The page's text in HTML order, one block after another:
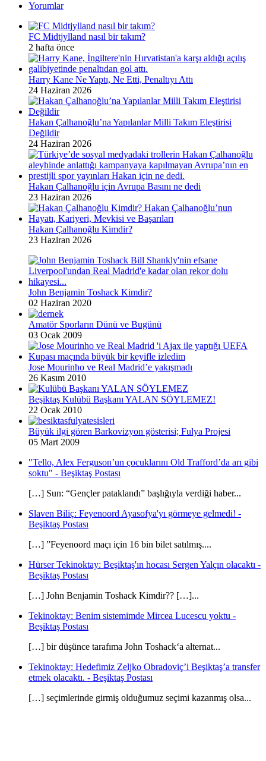
Yorumlar
FC Midtjylland nasıl bir takım?
2 hafta önce
Harry Kane Ne Yaptı, Ne Etti, Penaltıyı Attı
24 Haziran 2026
Hakan Çalhanoğlu’na Yapılanlar Milli Takım Eleştirisi
Değildir
24 Haziran 2026
Hakan Çalhanoğlu için Avrupa Basını ne dedi
23 Haziran 2026
Hakan Çalhanoğlu Kimdir?
23 Haziran 2026
John Benjamin Toshack Kimdir?
02 Haziran 2020
Amatör Sporların Dünü ve Bugünü
03 Ocak 2009
Jose Mourinho ve Real Madrid’e yakışmadı
26 Kasım 2010
Beşiktaş Kulübü Başkanı YALAN SÖYLEMEZ!
22 Ocak 2010
Büyük ilgi gören Barkovizyon gösterisi; Fulya Projesi
05 Mart 2009
"Tello, Alex Ferguson’un çocuklarını Old Trafford’da arı gibi
soktu" - Beşiktaş Postası
[…] Sun: “Gençler pataklandı” başlığıyla verdiği haber...
Slaven Biliç: Feyenoord Ayasofya'yı görmeye gelmedi! -
Beşiktaş Postası
[…] ”Feyenoord maçı için 16 bin bilet satılmış....
Hürser Tekinoktay: Beşiktaş'ın hocası Sergen Yalçın olacaktı -
Beşiktaş Postası
[…] John Benjamin Toshack Kimdir?? […]...
Tekinoktay: Benim sistemimde Mircea Lucescu yoktu -
Beşiktaş Postası
[…] bir düşünce tarafıma John Toshack‘a alternat...
Tekinoktay: Hedefimiz Zeljko Obradoviç’i Beşiktaş’a transfer
etmek olacaktı. - Beşiktaş Postası
[…] seçimlerinde girmiş olduğumuz seçimi kazanmış olsa...